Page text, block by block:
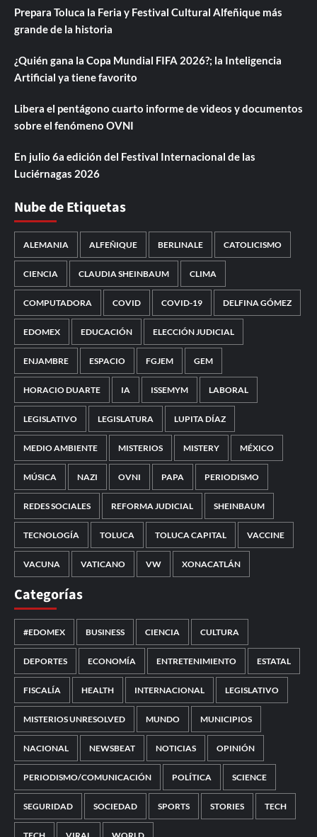
Prepara Toluca la Feria y Festival Cultural Alfeñique más
grande de la historia
¿Quién gana la Copa Mundial FIFA 2026?; la Inteligencia
Artificial ya tiene favorito
Libera el pentágono cuarto informe de videos y documentos
sobre el fenómeno OVNI
En julio 6a edición del Festival Internacional de las
Luciérnagas 2026
Nube de Etiquetas
ALEMANIA ALFEÑIQUE BERLINALE CATOLICISMO
CIENCIA CLAUDIA SHEINBAUM CLIMA
COMPUTADORA COVID COVID-19 DELFINA GÓMEZ
EDOMEX EDUCACIÓN ELECCIÓN JUDICIAL
ENJAMBRE ESPACIO FGJEM GEM
HORACIO DUARTE IA ISSEMYM LABORAL
LEGISLATIVO LEGISLATURA LUPITA DÍAZ
MEDIO AMBIENTE MISTERIOS MISTERY MÉXICO
MÚSICA NAZI OVNI PAPA PERIODISMO
REDES SOCIALES REFORMA JUDICIAL SHEINBAUM
TECNOLOGÍA TOLUCA TOLUCA CAPITAL VACCINE
VACUNA VATICANO VW XONACATLÁN
Categorías
#EDOMEX BUSINESS CIENCIA CULTURA
DEPORTES ECONOMÍA ENTRETENIMIENTO ESTATAL
FISCALÍA HEALTH INTERNACIONAL LEGISLATIVO
MISTERIOS UNRESOLVED MUNDO MUNICIPIOS
NACIONAL NEWSBEAT NOTICIAS OPINIÓN
PERIODISMO/COMUNICACIÓN POLÍTICA SCIENCE
SEGURIDAD SOCIEDAD SPORTS STORIES TECH